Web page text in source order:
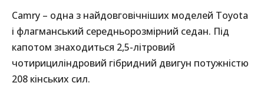
Camry – одна з найдовговічніших моделей Toyota
і флагманський середньорозмірний седан. Під
капотом знаходиться 2,5-літровий
чотирициліндровий гібридний двигун потужністю
208 кінських сил.